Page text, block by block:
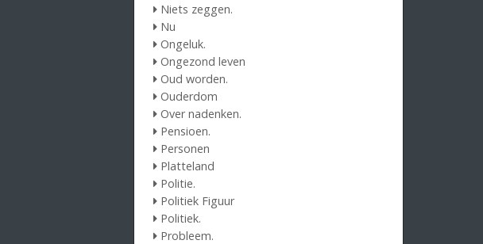
Niets zeggen.
Nu
Ongeluk.
Ongezond leven
Oud worden.
Ouderdom
Over nadenken.
Pensioen.
Personen
Platteland
Politie.
Politiek Figuur
Politiek.
Probleem.